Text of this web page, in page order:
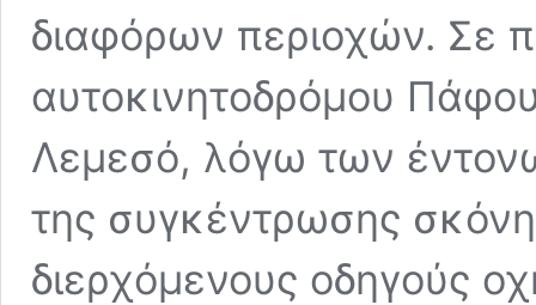
διαφόρων περιοχών. Σε
αυτοκινητοδρόμου
Λεμεσό, λόγω των
της συγκέντρωσης
διερχόμενους οδηγούς